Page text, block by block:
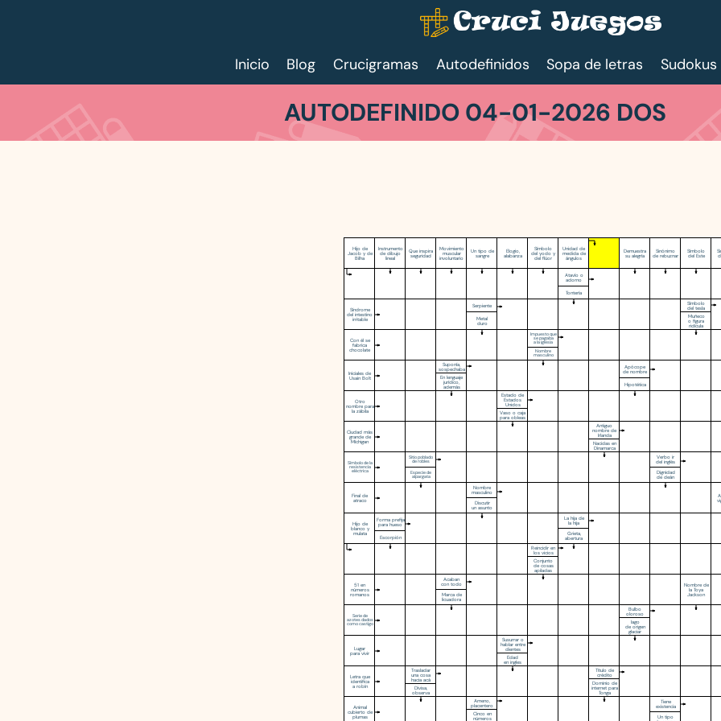
Inicio Blog Crucigramas Autodefinidos Sopa de letras Sudokus
AUTODEFINIDO 04-01-2026 DOS
Hijo de
Jacob y de
Bilha
Instrumento
de dibujo
lineal
Que inspira
seguridad
Movimiento
muscular
involuntario
Un tipo de
sangre
Elogio,
alabanza
Símbolo
del yodo y
del flúor
Unidad de
medida de
ángulos
Demuestra
su alegría
Sinónimo
de rebuznar
Símbolo
del Este
Atavío o
adorno
Tontería
Síndrome
del intestino
irritable
Serpiente
Metal
duro
Símbolo
del tesla
Muñeco
o figura
ridícula
Con él se
fabrica
chocolate
Impuesto que
se pagaba
a la iglesia
Nombre
masculino
Iniciales de
Usain Bolt
Suponía,
sospechaba
En lenguaje
jurídico,
además
Apócope
de nombre
Hipotética
Otro
nombre para
la zábila
Estado de
Estados
Unidos
Vaso o caja
para obleas
Ciudad más
grande de
Míchigan
Antiguo
nombre de
Irlanda
Nacidas en
Dinamarca
Símbolo de la
resistencia
eléctrica
Sitio poblado
de robles
Especie de
alpargata
Verbo ir
del inglés
Dignidad
de deán
Final de
atraco
Nombre
masculino
Discutir
un asunto
Hijo de
blanco y
mulata
Forma prefija
para hueso
Escorpión
La hija de
la hija
Grieta,
abertura
Reincidir en
los vicios
Conjunto
de cosas
apiladas
51 en
números
romanos
Acaban
con todo
Marca de
licuadora
Nombre de
la Toya
Jackson
Serie de
azotes dados
como castigo
Bulbo
oloroso
lago
de origen
glaciar
Lugar
para vivir
Susurrar o
hablar entre
dientes
Edad
en ingles
Letra que
identifica
a robín
Trasladar
una cosa
hacia acá
Divisa,
observa
Título de
crédito
Dominio de
internet para
Tonga
Animal
cubierto de
plumas
Ameno,
placentero
Cinco en
números
Tiene
existencia
Un tipo